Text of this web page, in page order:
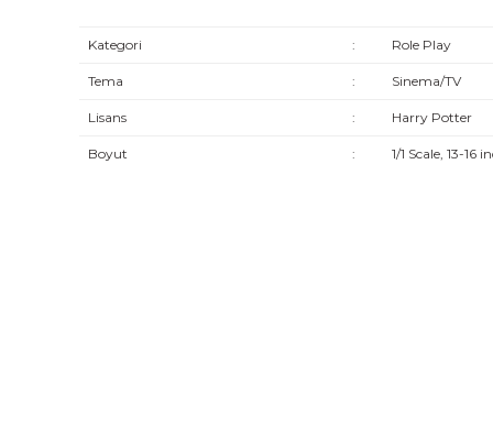
Kategori : Role Play
Tema : Sinema/TV
Lisans : Harry Potter
Boyut : 1/1 Scale, 13-16